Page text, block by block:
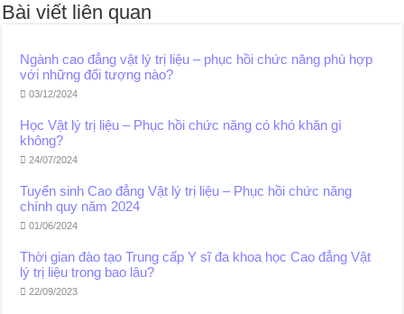
Bài viết liên quan
Ngành cao đẳng vật lý trị liệu – phục hồi chức năng phù hợp
với những đối tượng nào?
03/12/2024
Học Vật lý trị liệu – Phục hồi chức năng có khó khăn gì
không?
24/07/2024
Tuyển sinh Cao đẳng Vật lý trị liệu – Phục hồi chức năng
chính quy năm 2024
01/06/2024
Thời gian đào tạo Trung cấp Y sĩ đa khoa học Cao đẳng Vật
lý trị liệu trong bao lâu?
22/09/2023